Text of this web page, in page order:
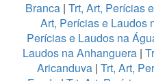
Branca | Trt, Art, Perícias
Art, Perícias e Laudos
Perícias e Laudos na
Laudos na Anhanguera|
Aricanduva | Trt, Art,